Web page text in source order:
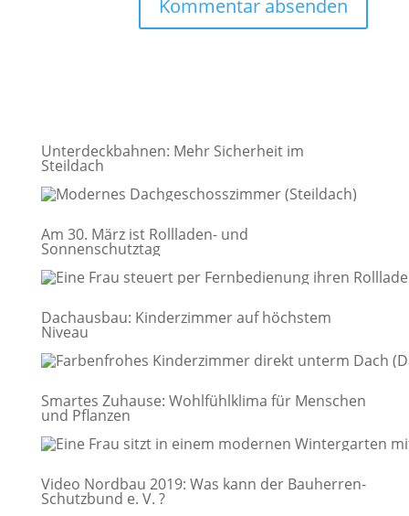
Unterdeckbahnen: Mehr Sicherheit im
Steildach
Am 30. März ist Rollladen- und
Sonnenschutztag
Dachausbau: Kinderzimmer auf höchstem
Niveau
Smartes Zuhause: Wohlfühlklima für Menschen
und Pflanzen
Video Nordbau 2019: Was kann der Bauherren-
Schutzbund e. V. ?